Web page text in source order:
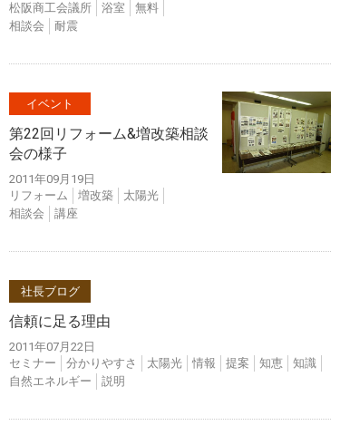
松阪商工会議所
浴室
無料
相談会
耐震
イベント
第22回リフォーム&増改築相談
会の様子
2011年09月19日
リフォーム
増改築
太陽光
相談会
講座
社長ブログ
信頼に足る理由
2011年07月22日
セミナー
分かりやすさ 太陽光 情報 提案 知恵
知識
自然エネルギー
説明